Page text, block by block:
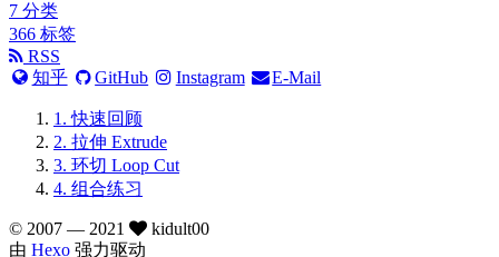
7 分类
366 标签
RSS
知乎
GitHub Instagram E-Mail
1. 快速回顾
2. 拉伸 Extrude
3. 环切 Loop Cut
4. 组合练习
© 2007 — 2021
kidult00
由 Hexo 强力驱动